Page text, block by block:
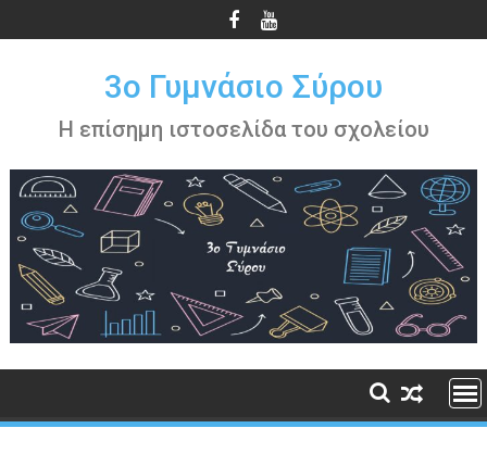
στο
3ο Γυμνάσιο Σύρου
Η επίσημη ιστοσελίδα του σχολείου